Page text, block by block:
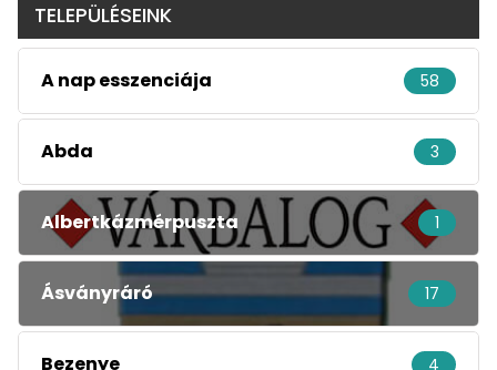
TELEPÜLÉSEINK
A nap esszenciája 58
Abda 3
Albertkázmérpuszta 1
Ásványráró 17
Bezenye 4